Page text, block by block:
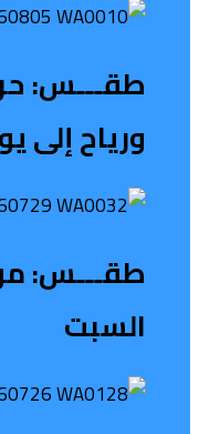
طقـــس:
ورياح إلى
طقـــس:
السبت